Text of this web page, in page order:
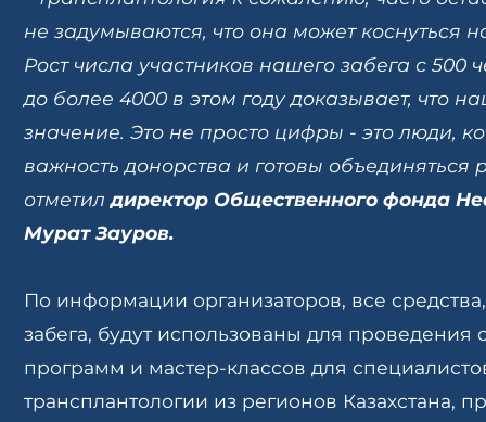
не задумываются, что она может коснуться
Рост числа участников нашего забега с 500
до более 4000 в этом году доказывает, что
значение. Это не просто цифры - это люди,
важность донорства и готовы
отметилдиректор Общественного фонда
Мурат Зауров.
По информации организаторов, все
забега, будут использованы для проведения
программ и мастер-классов для
трансплантологии из регионов Казахстана,